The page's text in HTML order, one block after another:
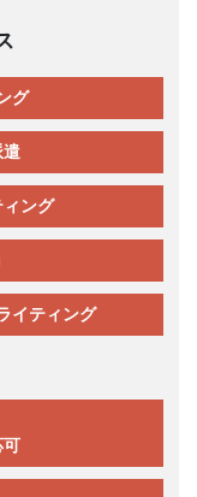
グ
遣
ィング
イティング
可